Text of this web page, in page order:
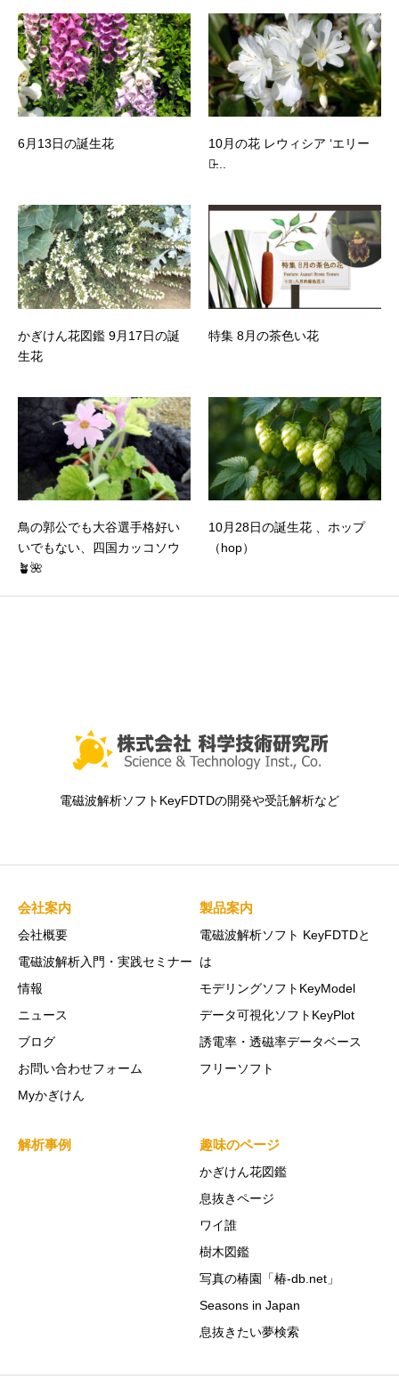
6月13日の誕生花
10月の花 レウィシア ‘エリー
ゼ̵...
かぎけん花図鑑 9月17日の誕
生花
特集 8月の茶色い花
鳥の郭公でも大谷選手格好い
いでもない、四国カッコソウ
🪴🌺
10月28日の誕生花 、ホップ
（hop）
電磁波解析ソフトKeyFDTDの開発や受託解析など
会社案内
会社概要
電磁波解析入門・実践セミナー
情報
ニュース
ブログ
お問い合わせフォーム
Myかぎけん
製品案内
電磁波解析ソフト KeyFDTDと
は
モデリングソフトKeyModel
データ可視化ソフトKeyPlot
誘電率・透磁率データベース
フリーソフト
解析事例 趣味のページ
かぎけん花図鑑
息抜きページ
ワイ誰
樹木図鑑
写真の椿園「椿-db.net」
Seasons in Japan
息抜きたい夢検索